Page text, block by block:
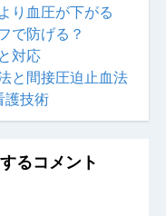
り血圧が下がる
で防げる？
対応
と間接圧迫止血法
護技術
るコメント